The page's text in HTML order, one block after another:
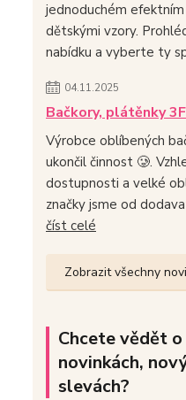
jednoduchém efektním
dětskými vzory.
nabídku a vyberte ty
04.11.2025
Bačkory, plátěnky
Výrobce oblíbených
ukončil činnost 🥲.
dostupnosti a velké
značky jsme od
číst celé
Zobrazit všechny
Chcete vědět o
novinkách,
slevách?